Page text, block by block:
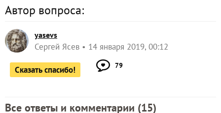
Автор вопроса:
yasevs
Сергей Ясев 14 января 2019, 00:12
Сказать спасибо! 79
Все ответы и комментарии (15)